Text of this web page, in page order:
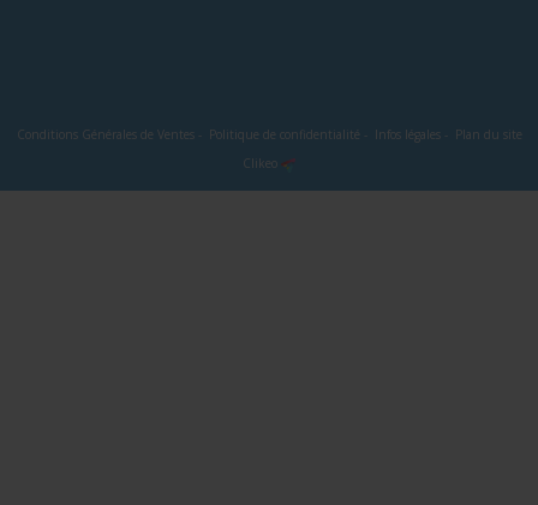
Conditions Générales de Ventes- Politique de confidentialité - Infos légales- Plan du site
Clikeo